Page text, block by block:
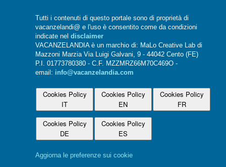
Tutti i contenuti di questo portale sono di proprietà di
vacanzelandi@ e l'uso è consentito come da condizioni
indicate nel disclaimer
VACANZELANDIA è un marchio di: MaLo Creative Lab di
Mazzoni Marzia Via Luigi Galvani, 9 - 44042 Cento (FE)
P.I. 01773780380 - C.F. MZZMRZ66M70C469O -
email: info@vacanzelandia.com
Cookies Policy
IT
Cookies Policy
EN
Cookies Policy
FR
Cookies Policy
DE
Cookies Policy
ES
Aggiorna le preferenze sui cookie